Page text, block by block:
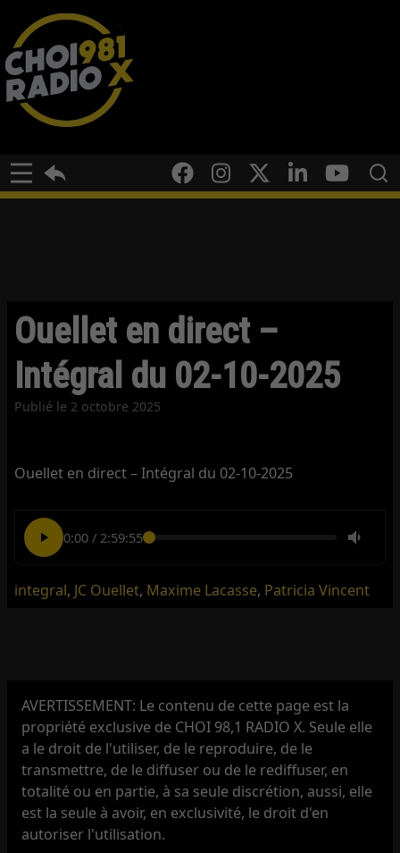
Ouellet en direct –
Intégral du 02-10-2025
Publié le 2 octobre 2025
Ouellet en direct – Intégral du 02-10-2025
0:00/ 2:59:55
integral, JC Ouellet, Maxime Lacasse, Patricia Vincent
AVERTISSEMENT: Le contenu de cette page est la
propriété exclusive de CHOI 98,1 RADIO X. Seule elle
a le droit de l'utiliser, de le reproduire, de le
transmettre, de le diffuser ou de le rediffuser, en
totalité ou en partie, à sa seule discrétion, aussi, elle
est la seule à avoir, en exclusivité, le droit d'en
autoriser l'utilisation.